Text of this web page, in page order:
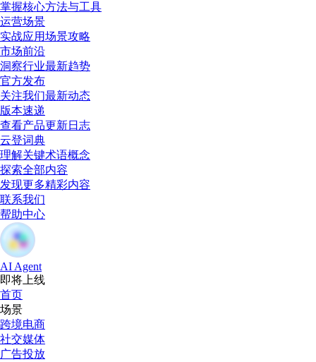
掌握核心方法与工具
运营场景
实战应用场景攻略
市场前沿
洞察行业最新趋势
官方发布
关注我们最新动态
版本速递
查看产品更新日志
云登词典
理解关键术语概念
探索全部内容
发现更多精彩内容
联系我们
帮助中心
AI Agent
即将上线
首页
场景
跨境电商
社交媒体
广告投放